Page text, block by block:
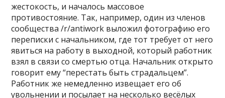
жестокость, и началось массовое
противостояние. Так, например, один из членов
сообщества /r/antiwork выложилфотографию его
переписки с начальником, где тот требует от него
явиться на работу в выходной, который работник
взял в связи со смертью отца. Начальник открыто
говорит ему “перестать быть страдальцем”.
Работник же немедленно извещает его об
увольнении и посылает на несколько весёлых